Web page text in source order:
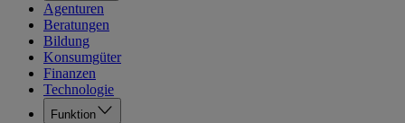
Agenturen
Beratungen
Bildung
Konsumgüter
Finanzen
Technologie
Funktion